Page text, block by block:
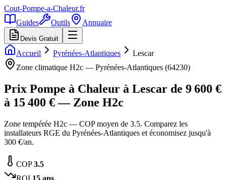
Cout-Pompe-a-Chaleur.fr
Guides
Outils Annuaire
Devis Gratuit
Accueil Pyrénées-Atlantiques
Lescar
Zone climatique H2c — Pyrénées-Atlantiques (64230)
Prix Pompe à Chaleur à Lescar de 9 600 €
à 15 400 € — Zone H2c
Zone tempérée H2c — COP moyen de 3.5. Comparez les
installateurs RGE du Pyrénées-Atlantiques et économisez jusqu'à
300 €/an.
COP3.5
ROI 15 ans